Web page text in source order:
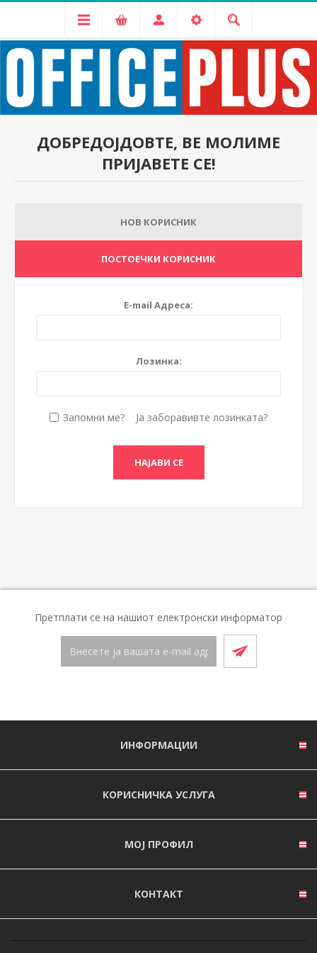
ДОБРЕДОЈДОВТЕ, ВЕ МОЛИМЕ
ПРИЈАВЕТЕ СЕ!
НОВ КОРИСНИК
ПОСТОЕЧКИ КОРИСНИК
E-mail Адреса:
Лозинка:
Запомни ме? Ја заборавивте лозинката?
Претплати се на нашиот електронски информатор
ИНФОРМАЦИИ
КОРИСНИЧКА УСЛУГА
МОЈ ПРОФИЛ
КОНТАКТ